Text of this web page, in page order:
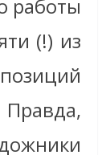
работы
(!) из